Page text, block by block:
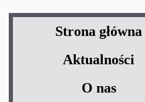
Strona główna
Aktualności
O nas